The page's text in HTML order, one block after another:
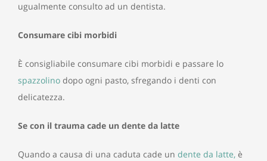
ugualmente consulto ad un dentista.
Consumare cibi morbidi
È consigliabile consumare cibi morbidi e passare lo
spazzolino dopo ogni pasto, sfregando i denti con
delicatezza.
Se con il trauma cade un dente da latte
Quando a causa di una caduta cade un dente da latte, è